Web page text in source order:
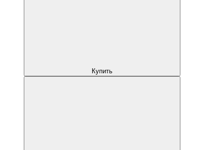
Купить